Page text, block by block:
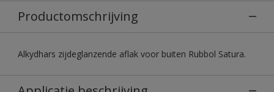
Productomschrijving
Alkydhars zijdeglanzende aflak voor buiten Rubbol Satura.